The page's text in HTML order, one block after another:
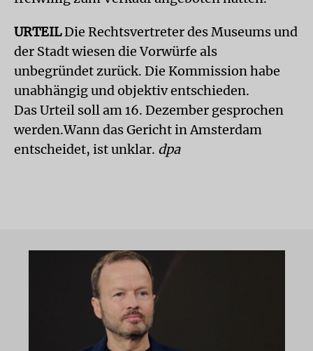
URTEILDie Rechtsvertreter des Museums und
der Stadt wiesen die Vorwürfe als
unbegründet zurück. Die Kommission habe
unabhängig und objektiv entschieden.
Das Urteil soll am 16. Dezember gesprochen
werden.Wann das Gericht in Amsterdam
entscheidet, ist unklar. dpa